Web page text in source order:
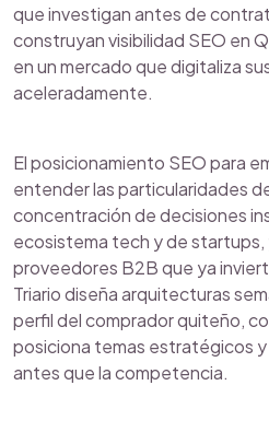
que investigan antes de
construyan visibilidad SEO en
en un mercado que digitaliza
aceleradamente.
El posicionamiento SEO para
entender las particularidades
concentración de decisiones
ecosistema tech y de
proveedores B2B que ya
Triario diseña arquitecturas
perfil del comprador quiteño,
posiciona temas estratégicos
antes que la competencia.